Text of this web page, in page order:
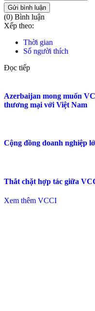
Gửi bình luận
(0) Bình luận
Xếp theo:
Thời gian
Số người thích
Đọc tiếp
Azerbaijan mong muốn
thương mại với Việt Nam
Cộng đồng doanh nghiệp
Thắt chặt hợp tác giữa
Xem thêm VCCI